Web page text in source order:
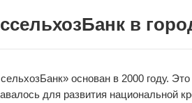
в
основан в 2000 году.
для развития национальной